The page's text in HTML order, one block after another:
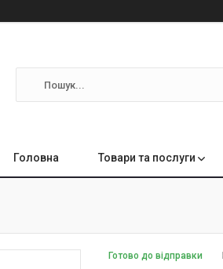
Головна Товари та послуги
Готово до відправки